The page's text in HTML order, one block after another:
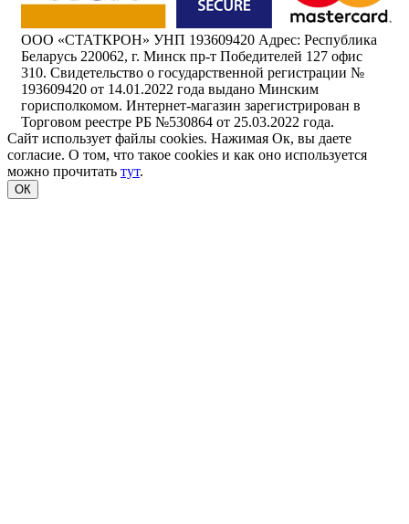
ООО «СТАТКРОН» УНП 193609420 Адрес: Республика
Беларусь 220062, г. Минск пр-т Победителей 127 офис
310. Свидетельство о государственной регистрации №
193609420 от 14.01.2022 года выдано Минским
горисполкомом. Интернет-магазин зарегистрирован в
Торговом реестре РБ №530864 от 25.03.2022 года.
Сайт использует файлы cookies. Нажимая Ок, вы даете
согласие. О том, что такое cookies и как оно используется
можно прочитать тут.
ОК